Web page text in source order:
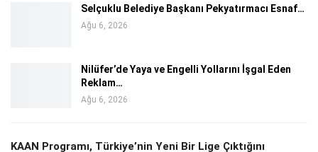
Selçuklu Belediye Başkanı Pekyatırmacı Esnaf…
Ağu 6, 2026
Nilüfer’de Yaya ve Engelli Yollarını İşgal Eden
Reklam…
Ağu 6, 2026
KAAN Programı, Türkiye’nin Yeni Bir Lige Çıktığını